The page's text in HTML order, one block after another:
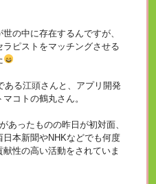
の中に存在するんですが、
ピストをマッチングさせる
ある江頭さんと、アプリ開発
コトの鶴丸さん。
あったものの昨日が初対面、
本新聞やNHKなどでも何度
性の高い活動をされていま